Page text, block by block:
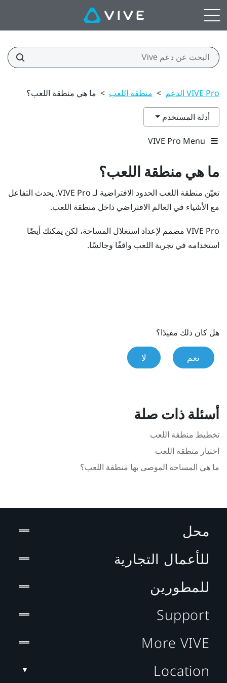
VIVE Pro الدعم > منطقة اللعب > ما هي منطقة اللعب؟
أدلة المستخدم
VIVE Pro Menu
ما هي منطقة اللعب؟
تعيّن منطقة اللعب الحدود الافتراضية لـVIVE Pro. يحدث التفاعل
مع الأشياء في العالم الافتراضي داخل منطقة اللعب.
VIVE Pro مصمم لإعداد استغلال المساحة، لكن يمكنك أيضًا
استخدامه في تجربة اللعب واقفًا وجالسًا.
هل كان ذلك مفيدًا؟
نعم لا
أسئلة ذات صلة
تخطيط منطقة اللعب
اختيار منطقة اللعب
ما هي المساحة الموصى بها منطقة اللعب؟
محل
للأعمال التجارية
للمطورين
Support
More VIVE
Location